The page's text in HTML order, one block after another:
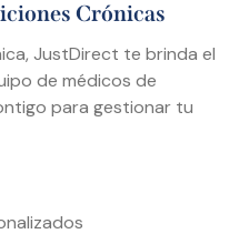
Crónicas
JustDirect te brinda el
de médicos de
para gestionar tu